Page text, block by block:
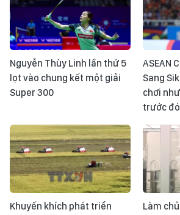
Nguyễn Thùy Linh lần thứ 5
lọt vào chung kết một giải
Super 300
ASEAN
Sang
chơi
trước đó
Khuyến khích phát triển
Làm